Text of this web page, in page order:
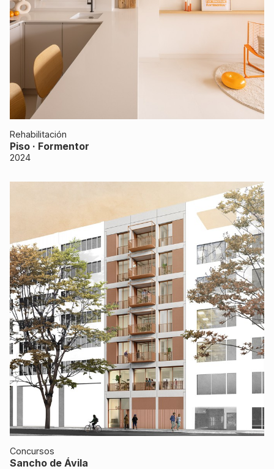
Rehabilitación
Piso · Formentor
2024
Concursos
Sancho de Ávila